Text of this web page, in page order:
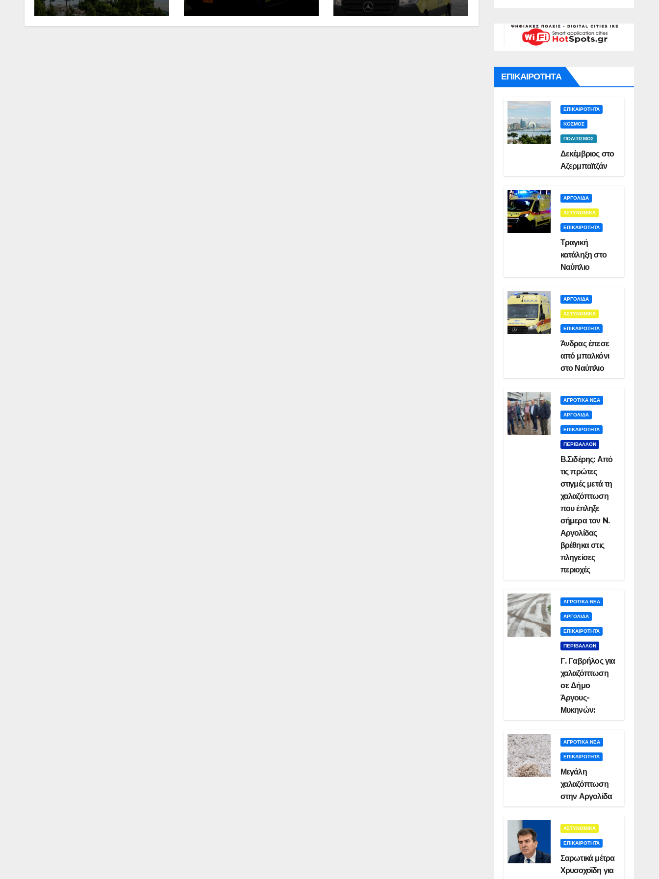
Σμυρνιώτη στο
τον θάνατο της
ΕΠΙΚΑΙΡΟΤΗΤΑ
ΕΠΙΚΑΙΡΟΤΗΤΑ
ΚΟΣΜΟΣ
ΠΟΛΙΤΙΣΜΟΣ
Δεκέμβριος στο
Αζερμπαϊτζάν
ΑΡΓΟΛΙΔΑ
ΑΣΤΥΝΟΜΙΚΑ
ΕΠΙΚΑΙΡΟΤΗΤΑ
Τραγική
κατάληξη στο
Ναύπλιο
ΑΡΓΟΛΙΔΑ
ΑΣΤΥΝΟΜΙΚΑ
ΕΠΙΚΑΙΡΟΤΗΤΑ
Άνδρας έπεσε
από μπαλκόνι
στο Ναύπλιο
ΑΓΡΟΤΙΚΑ ΝΕΑ
ΑΡΓΟΛΙΔΑ
ΕΠΙΚΑΙΡΟΤΗΤΑ
ΠΕΡΙΒΑΛΛΟΝ
Β.Σιδέρης: Από
τις πρώτες
στιγμές μετά τη
χαλαζόπτωση
που έπληξε
σήμερα τον N.
Αργολίδας
βρέθηκα στις
πληγείσες
περιοχές
ΑΓΡΟΤΙΚΑ ΝΕΑ
ΑΡΓΟΛΙΔΑ
ΕΠΙΚΑΙΡΟΤΗΤΑ
ΠΕΡΙΒΑΛΛΟΝ
Γ. Γαβρήλος για
χαλαζόπτωση
σε Δήμο
Άργους-
Μυκηνών:
ΑΓΡΟΤΙΚΑ ΝΕΑ
ΕΠΙΚΑΙΡΟΤΗΤΑ
Μεγάλη
χαλαζόπτωση
στην Αργολίδα
ΑΣΤΥΝΟΜΙΚΑ
ΕΠΙΚΑΙΡΟΤΗΤΑ
Σαρωτικά μέτρα
Χρυσοχοΐδη για